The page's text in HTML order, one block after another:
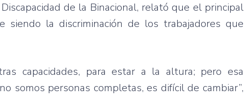
de la Binacional, relató que el principal
la discriminación de los trabajadores que
capacidades, para estar a la altura; pero esa
somos personas completas, es difícil de cambiar”,